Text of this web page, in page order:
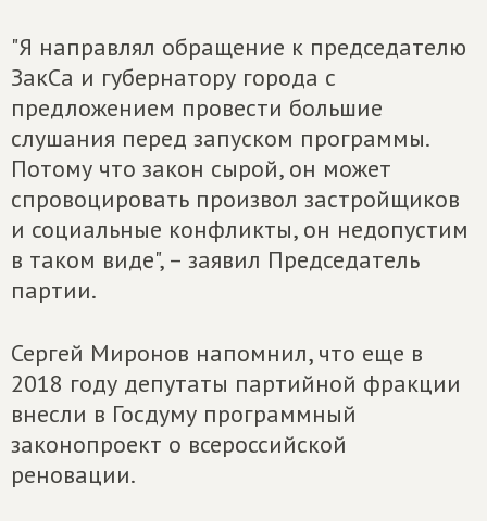
"Я направлял обращение к председателю
ЗакСа и губернатору города с
предложением провести большие
слушания перед запуском программы.
Потому что закон сырой, он может
спровоцировать произвол застройщиков
и социальные конфликты, он недопустим
в таком виде", – заявил Председатель
партии.
Сергей Миронов напомнил, что еще в
2018 году депутаты партийной фракции
внесли в Госдуму программный
законопроект о всероссийской
реновации.